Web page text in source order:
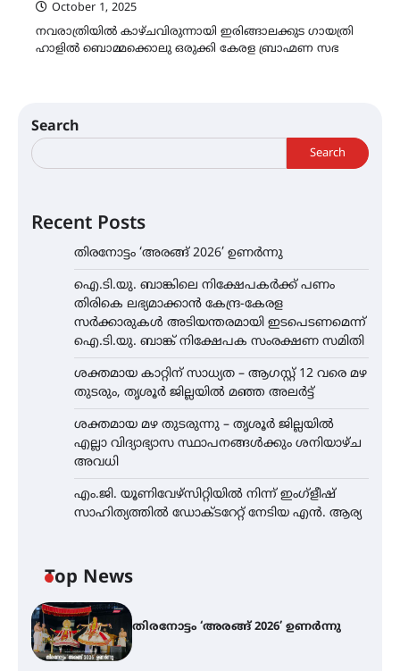
October 1, 2025
നവരാത്രിയിൽ കാഴ്ചവിരുന്നായി ഇരിങ്ങാലക്കുട ഗായത്രി
ഹാളിൽ ബൊമ്മക്കൊലു ഒരുക്കി കേരള ബ്രാഹ്മണ സഭ
Search
Search
Recent Posts
തിരനോട്ടം ‘അരങ്ങ് 2026’ ഉണർന്നു
ഐ.ടി.യു. ബാങ്കിലെ നിക്ഷേപകർക്ക് പണം
തിരികെ ലഭ്യമാക്കാൻ കേന്ദ്ര-കേരള
സർക്കാരുകൾ അടിയന്തരമായി ഇടപെടണമെന്ന്
ഐ.ടി.യു. ബാങ്ക് നിക്ഷേപക സംരക്ഷണ സമിതി
ശക്തമായ കാറ്റിന് സാധ്യത – ആഗസ്റ്റ് 12 വരെ മഴ
തുടരും, തൃശൂർ ജില്ലയിൽ മഞ്ഞ അലർട്ട്
ശക്തമായ മഴ തുടരുന്നു – തൃശൂർ ജില്ലയിൽ
എല്ലാ വിദ്യാഭ്യാസ സ്ഥാപനങ്ങൾക്കും ശനിയാഴ്ച
അവധി
എം.ജി. യൂണിവേഴ്‌സിറ്റിയിൽ നിന്ന് ഇംഗ്ളീഷ്
സാഹിത്യത്തിൽ ഡോക്ടറേറ്റ് നേടിയ എൻ. ആര്യ
Top News
തിരനോട്ടം ‘അരങ്ങ് 2026’ ഉണർന്നു